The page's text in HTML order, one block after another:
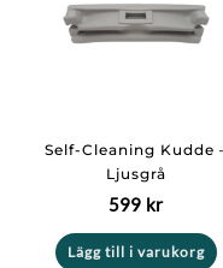
Self-Cleaning Kudde
Ljusgrå
599 kr
Lägg till i varukorg